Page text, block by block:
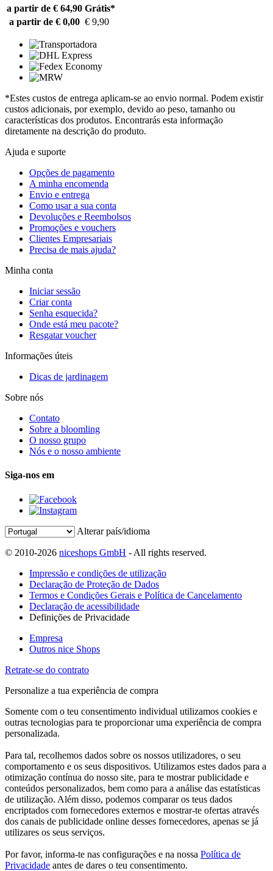
a partir de € 64,90 Grátis*
a partir de € 0,00 € 9,90
*Estes custos de entrega aplicam-se ao envio normal. Podem existir
custos adicionais, por exemplo, devido ao peso, tamanho ou
características dos produtos. Encontrarás esta informação
diretamente na descrição do produto.
Ajuda e suporte
Opções de pagamento
A minha encomenda
Envio e entrega
Como usar a sua conta
Devoluções e Reembolsos
Promoções e vouchers
Clientes Empresariais
Precisa de mais ajuda?
Minha conta
Iniciar sessão
Criar conta
Senha esquecida?
Onde está meu pacote?
Resgatar voucher
Informações úteis
Dicas de jardinagem
Sobre nós
Contato
Sobre a bloomling
O nosso grupo
Nós e o nosso ambiente
Siga-nos em
Alterar país/idioma
© 2010-2026 niceshops GmbH - All rights reserved.
Impressão e condições de utilização
Declaração de Proteção de Dados
Termos e Condições Gerais e Política de Cancelamento
Declaração de acessibilidade
Definições de Privacidade
Empresa
Outros nice Shops
Retrate-se do contrato
Personalize a tua experiência de compra
Somente com o teu consentimento individual utilizamos cookies e
outras tecnologias para te proporcionar uma experiência de compra
personalizada.
Para tal, recolhemos dados sobre os nossos utilizadores, o seu
comportamento e os seus dispositivos. Utilizamos estes dados para a
otimização contínua do nosso site, para te mostrar publicidade e
conteúdos personalizados, bem como para a análise das estatísticas
de utilização. Além disso, podemos comparar os teus dados
encriptados com fornecedores externos e mostrar-te ofertas através
dos canais de publicidade online desses fornecedores, apenas se já
utilizares os seus serviços.
Por favor, informa-te nas configurações e na nossa Política de
Privacidade antes de dares o teu consentimento.